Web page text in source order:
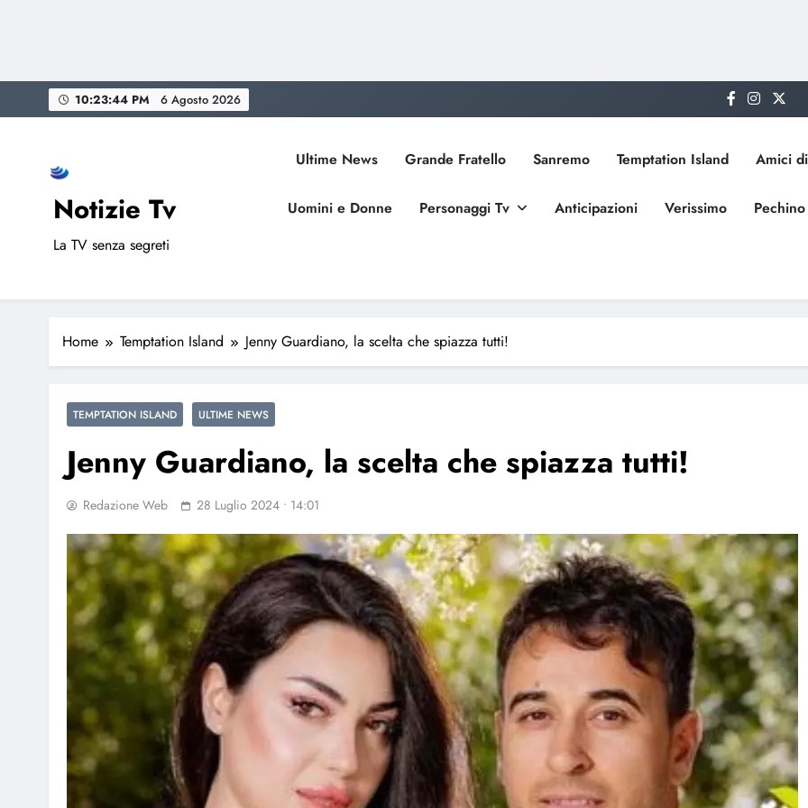
to
10:23:45 PM 6 Agosto 2026
Notizie Tv
La TV senza segreti
Ultime News Grande Fratello Sanremo Temptation Island Amici
Uomini e Donne Personaggi Tv Anticipazioni Verissimo
Home Temptation Island Jenny Guardiano, la scelta che spiazza tutti!
TEMPTATION ISLAND ULTIME NEWS
Jenny Guardiano, la scelta che spiazza tutti!
Redazione Web 28 Luglio 2024 • 14:01